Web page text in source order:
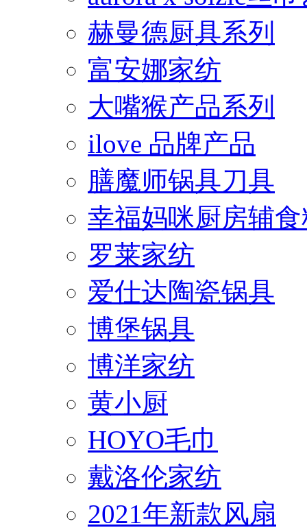
赫曼德厨具系列
富安娜家纺
大嘴猴产品系列
ilove 品牌产品
膳魔师锅具刀具
幸福妈咪厨房辅
罗莱家纺
爱仕达陶瓷锅具
博堡锅具
博洋家纺
黄小厨
HOYO毛巾
戴洛伦家纺
2021年新款风扇